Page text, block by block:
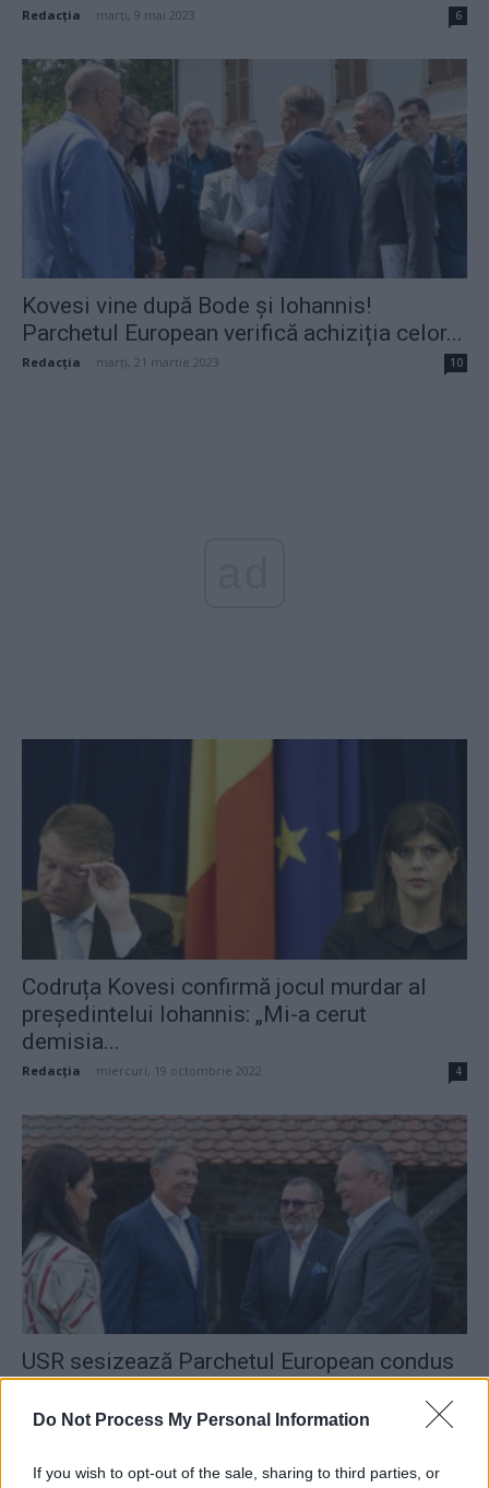
Do Not Process My Personal Information
If you wish to opt-out of the sale, sharing to third parties, or
Redacţia marți, 9 mai 2023 6
Kovesi vine după Bode și Iohannis!
Parchetul European verifică achiziția celor...
Redacţia marți, 21 martie 2023 10
Codruța Kovesi confirmă jocul murdar al
președintelui Iohannis: „Mi-a cerut
demisia...
Redacţia miercuri, 19 octombrie 2022 4
USR sesizează Parchetul European condus
de Kovesi, după licitația „cu dedicație”...
Redacţia - vineri, 23 septembrie 2022